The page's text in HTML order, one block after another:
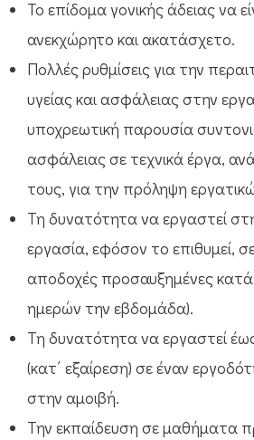
Το επίδομα γονικής άδειας να
ανεκχώρητο και ακατάσχετο.
Πολλές ρυθμίσεις για την
υγείας και ασφάλειας στην
υποχρεωτική παρουσία
ασφάλειας σε τεχνικά έργα,
τους, για την πρόληψη
Τη δυνατότητα να εργαστεί
εργασία, εφόσον το επιθυμεί,
αποδοχές προσαυξημένες
ημερών την εβδομάδα).
Τη δυνατότητα να εργαστεί
(κατ΄ εξαίρεση) σε έναν
στην αμοιβή.
Την εκπαίδευση σε μαθήματα